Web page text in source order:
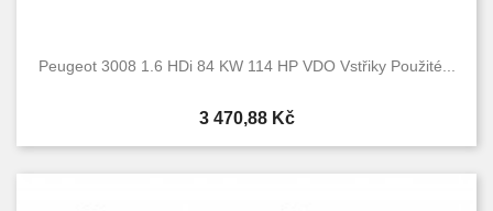
Peugeot 3008 1.6 HDi 84 KW 114 HP VDO Vstřiky Použité...
Cena
3 470,88 Kč